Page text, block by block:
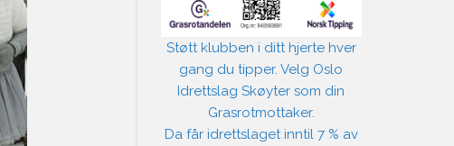
Støtt klubben i ditt hjerte hver
gang du tipper. Velg Oslo
Idrettslag Skøyter som din
Grasrotmottaker.
Da får idrettslaget inntil 7 % av